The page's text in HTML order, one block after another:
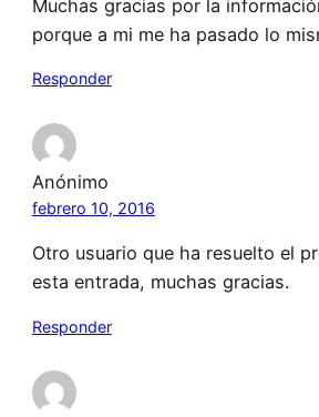
Muchas gracias por la
porque a mi me ha pasado lo
Responder
Anónimo
febrero 10, 2016
Otro usuario que ha resuelto el
esta entrada, muchas gracias.
Responder